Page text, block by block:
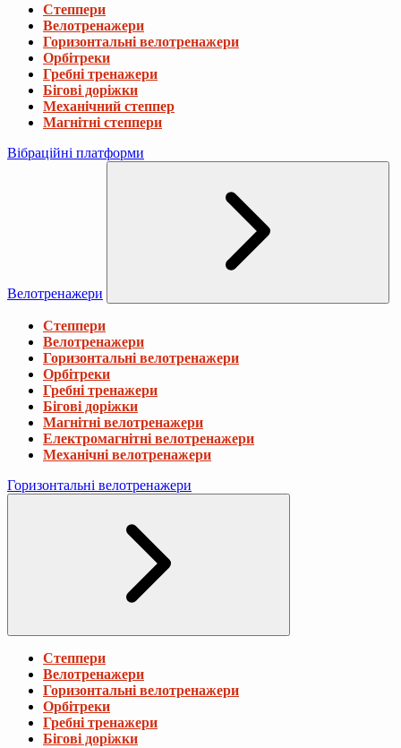
Степпери
Велотренажери
Горизонтальні велотренажери
Орбітреки
Гребні тренажери
Бігові доріжки
Механічний степпер
Магнітні степпери
Вібраційні платформи
Велотренажери
Степпери
Велотренажери
Горизонтальні велотренажери
Орбітреки
Гребні тренажери
Бігові доріжки
Магнітні велотренажери
Електромагнітні велотренажери
Механічні велотренажери
Горизонтальні велотренажери
Степпери
Велотренажери
Горизонтальні велотренажери
Орбітреки
Гребні тренажери
Бігові доріжки